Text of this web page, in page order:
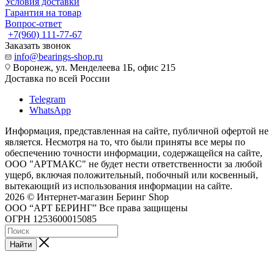
Гарантия на товар
Вопрос-ответ
+7(960) 111-77-67
Заказать звонок
info@bearings-shop.ru
Воронеж, ул. Менделеева 1Б, офис 215
Доставка по всей России
Telegram
WhatsApp
Информация, представленная на сайте, публичной офертой не
является. Несмотря на то, что были приняты все меры по
обеспечению точности информации, содержащейся на сайте,
ООО "АРТМАКС" не будет нести ответственности за любой
ущерб, включая положительный, побочный или косвенный,
вытекающий из использования информации на сайте.
2026 © Интернет-магазин Беринг Shop
ООО “АРТ БЕРИНГ” Все права защищены
ОГРН 1253600015085
Найти